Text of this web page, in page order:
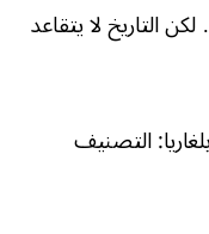
التصنيف